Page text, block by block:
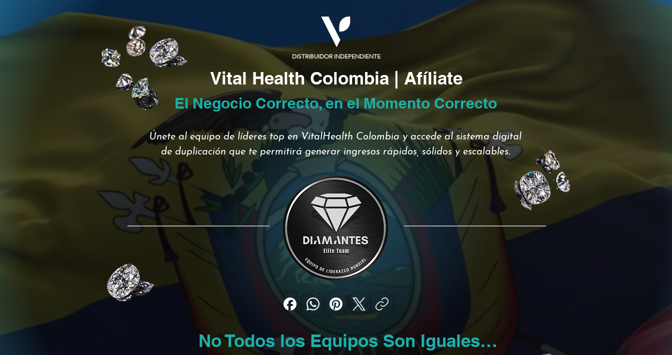
DISTRIBUIDOR INDEPENDIENTE
Vital Health Colombia | Afíliate
El Negocio Correcto, en el Momento Correcto
Únete al equipo de líderes top en VitalHealth Colombia y accede al sistema digital
de duplicación que te permitirá generar ingresos rápidos, sólidos y escalables.
No Todos los Equipos Son Iguales…